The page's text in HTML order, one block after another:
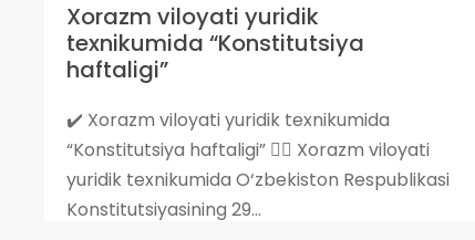
Xorazm viloyati yuridik
texnikumida “Konstitutsiya
haftaligi”
✔️ Xorazm viloyati yuridik texnikumida
“Konstitutsiya haftaligi” ✍🏻 Xorazm viloyati
yuridik texnikumida O‘zbekiston Respublikasi
Konstitutsiyasining 29...